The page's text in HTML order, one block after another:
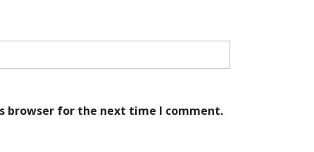
browser for the next time I comment.